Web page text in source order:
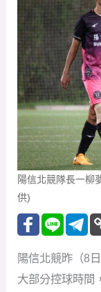
陽信北競隊長一柳
供)
陽信北競昨（8
大部分控球時間